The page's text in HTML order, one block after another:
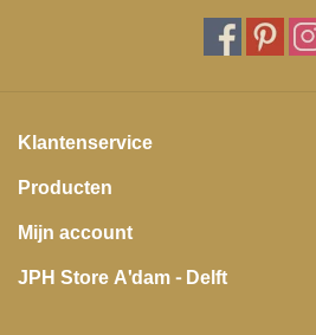
Klantenservice
Producten
Mijn account
JPH Store A'dam - Delft